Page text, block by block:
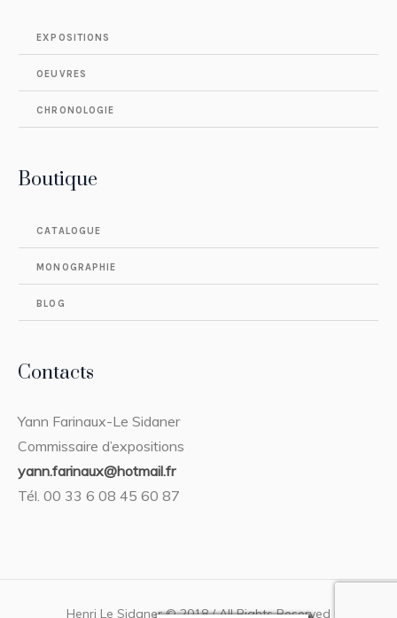
EXPOSITIONS
OEUVRES
CHRONOLOGIE
Boutique
CATALOGUE
MONOGRAPHIE
BLOG
Contacts
Yann Farinaux-Le Sidaner
Commissaire d’expositions
yann.farinaux@hotmail.fr
Tél. 00 33 6 08 45 60 87
Henri Le Sidaner © 2018 / All Rights Reserved